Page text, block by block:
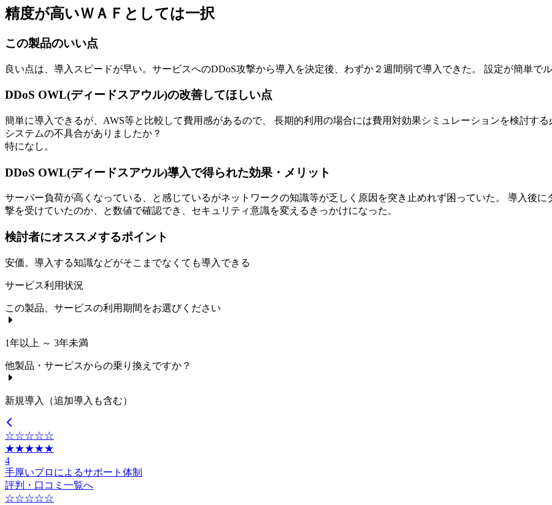
精度が高いＷＡＦとしては一択
この製品のいい点
良い点は、導入スピードが早い。サービスへのDDoS攻撃から導入を決定後、わずか２週間弱で導入できた。 設定が簡単で
DDoS OWL(ディードスアウル)の改善してほしい点
簡単に導入できるが、AWS等と比較して費用感があるので、 長期的利用の場合には費用対効果シミュレーションを検討する
システムの不具合がありましたか？
特になし。
DDoS OWL(ディードスアウル)導入で得られた効果・メリット
サーバー負荷が高くなっている、と感じているがネットワークの知識等が乏しく原因を突き止めれず困っていた。 導入後
撃を受けていたのか、と数値で確認でき、セキュリティ意識を変えるきっかけになった。
検討者にオススメするポイント
安価。導入する知識などがそこまでなくても導入できる
サービス利用状況
この製品、サービスの利用期間をお選びください
1年以上 ～ 3年未満
他製品・サービスからの乗り換えですか？
新規導入（追加導入も含む）
☆☆☆☆☆
★★★★★
4
手厚いプロによるサポート体制
評判・口コミ一覧へ
☆☆☆☆☆